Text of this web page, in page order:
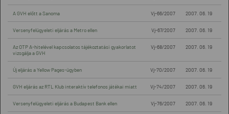
2007. 06. 19
A GVH előtt a Sanoma Vj-66/2007
2007. 06. 19
Versenyfelügyeleti eljárás a Metro ellen Vj-67/2007
2007. 06. 19
Az OTP A-hitelével kapcsolatos tájékoztatási gyakorlatot
vizsgálja a GVH
Vj-68/2007
2007. 06. 19
Új eljárás a Yellow Pages-ügyben Vj-70/2007
2007. 06. 19
GVH eljárás az RTL Klub interaktív telefonos játékai miatt Vj-74/2007
2007. 06. 19
Versenyfelügyeleti eljárás a Budapest Bank ellen Vj-76/2007